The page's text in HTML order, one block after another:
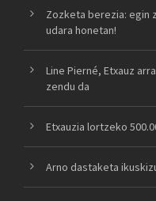
Zozketa berezia: egin
udara honetan!
Line Pierné, Etxauz
zendu da
Etxauzia lortzeko
Arno dastaketa